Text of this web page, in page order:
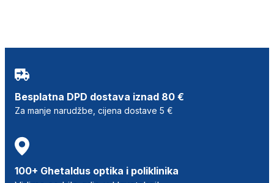
Besplatna DPD dostava iznad 80 €
Za manje narudžbe, cijena dostave 5 €
100+ Ghetaldus optika i poliklinika